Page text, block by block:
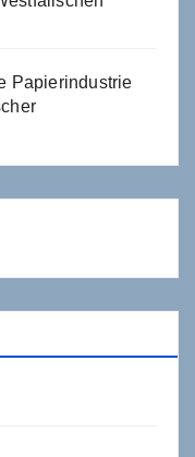
Papierindustrie